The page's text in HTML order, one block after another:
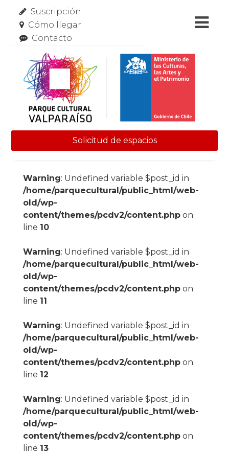
Suscripción
Cómo llegar
Contacto
Solicitud de espacios
Warning: Undefined variable $post_id in
/home/parquecultural/public_html/web-
old/wp-
content/themes/pcdv2/content.phpon
line 10
Warning: Undefined variable $post_id in
/home/parquecultural/public_html/web-
old/wp-
content/themes/pcdv2/content.phpon
line 11
Warning: Undefined variable $post_id in
/home/parquecultural/public_html/web-
old/wp-
content/themes/pcdv2/content.phpon
line 12
Warning: Undefined variable $post_id in
/home/parquecultural/public_html/web-
old/wp-
content/themes/pcdv2/content.phpon
line 13